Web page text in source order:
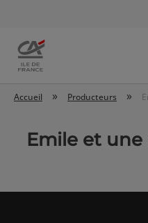
Accueil
Accueil » Producteurs »
Emile et